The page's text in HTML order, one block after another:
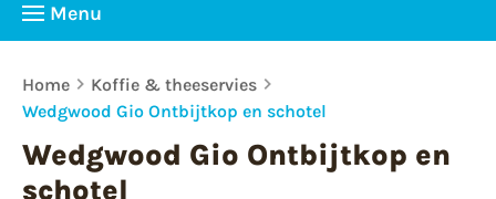
Menu
Home
Koffie & theeservies
Wedgwood Gio Ontbijtkop en schotel
Wedgwood Gio Ontbijtkop en
schotel